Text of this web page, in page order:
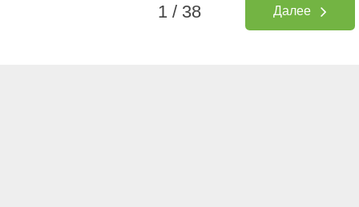
1 / 38 Далее